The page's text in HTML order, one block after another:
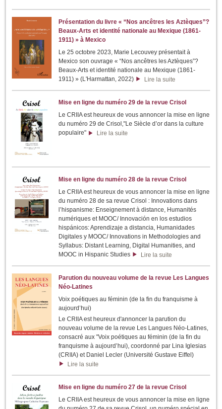
Présentation du livre « “Nos ancêtres les Aztèques”?
Beaux-Arts et identité nationale au Mexique (1861-
1911) » à Mexico
Le 25 octobre 2023, Marie Lecouvey présentait à
Mexico son ouvrage « “Nos ancêtres les Aztèques”?
Beaux-Arts et identité nationale au Mexique (1861-
1911) » (L'Harmattan, 2022)
Lire la suite
Mise en ligne du numéro 29 de la revue Crisol
Le CRIIA est heureux de vous annoncer la mise en ligne
du numéro 29 de Crisol,"Le Siècle d’or dans la culture
populaire"
Lire la suite
Mise en ligne du numéro 28 de la revue Crisol
Le CRIIA est heureux de vous annoncer la mise en ligne
du numéro 28 de sa revue Crisol : Innovations dans
l’hispanisme: Enseignement à distance, Humanités
numériques et MOOC/ Innovación en los estudios
hispánicos: Aprendizaje a distancia, Humanidades
Digitales y MOOC/ Innovations in Methodologies and
Syllabus: Distant Learning, Digital Humanities, and
MOOC in Hispanic Studies
Lire la suite
Parution du nouveau volume de la revue Les Langues
Néo-Latines
Voix poétiques au féminin (de la fin du franquisme à
aujourd’hui)
Le CRIIA est heureux d'annoncer la parution du
nouveau volume de la revue Les Langues Néo-Latines,
consacré aux "Voix poétiques au féminin (de la fin du
franquisme à aujourd’hui), coordonné par Lina Iglesias
(CRIIA) et Daniel Lecler (Université Gustave Eiffel)
Lire la suite
Mise en ligne du numéro 27 de la revue Crisol
Le CRIIA est heureux de vous annoncer la mise en ligne